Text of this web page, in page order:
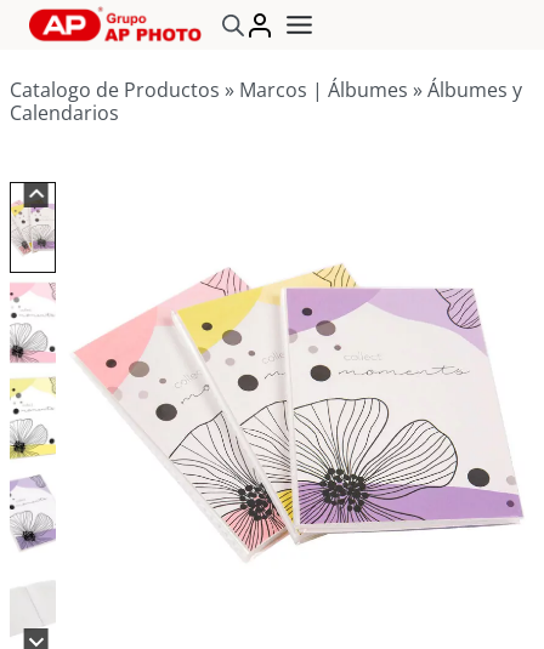
Saltar
Catalogo de Productos » Marcos | Álbumes »Álbumes y
Calendarios